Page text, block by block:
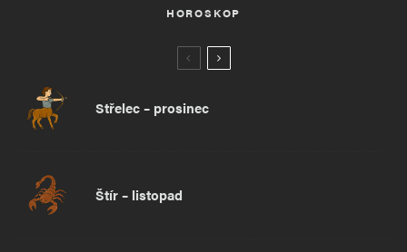
HOROSKOP
Střelec – prosinec
Štír – listopad